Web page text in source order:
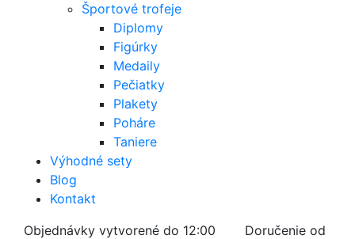
Športové trofeje
Diplomy
Figúrky
Medaily
Pečiatky
Plakety
Poháre
Taniere
Výhodné sety
Blog
Kontakt
Objednávky vytvorené do 12:00
Doručenie od